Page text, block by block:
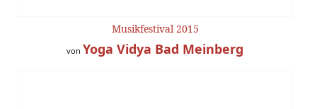
Musikfestival 2015
von Yoga Vidya Bad Meinberg